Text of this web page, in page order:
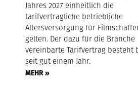
Jahres 2027 einheitlich die
tarifvertragliche betriebliche
Altersversorgung für
gelten. Der dazu für die Branche
vereinbarte Tarifvertrag besteht
seit gut einem Jahr.
MEHR »